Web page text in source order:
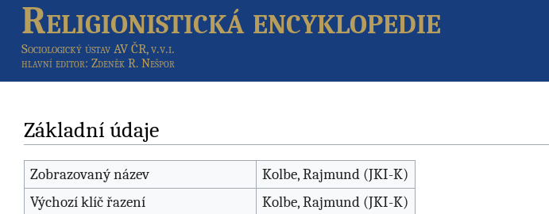
Religionistická encyklopedie
Sociologický ústav AV ČR, v.v.i.
hlavní editor: Zdeněk R. Nešpor
Základní údaje
Zobrazovaný název
Kolbe, Rajmund (JKI-K)
Výchozí klíč řazení
Kolbe, Rajmund (JKI-K)